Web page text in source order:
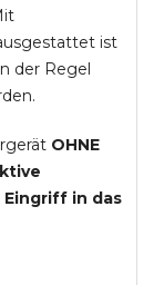
ist
der Regel
OHNE
Eingriff in das